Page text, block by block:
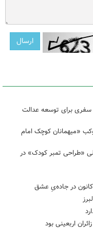
سفری برای توسعه عدالت
«میهمانان کوچک امام
«طراحی تمبر کودک» در
در جاده‌یِ عشق
اربعینی بود